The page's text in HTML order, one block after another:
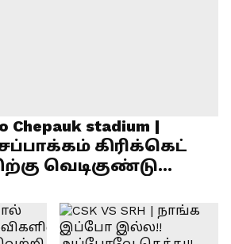
Chepauk stadium |
கிரிக்கெட்
வெடிகுண்டு